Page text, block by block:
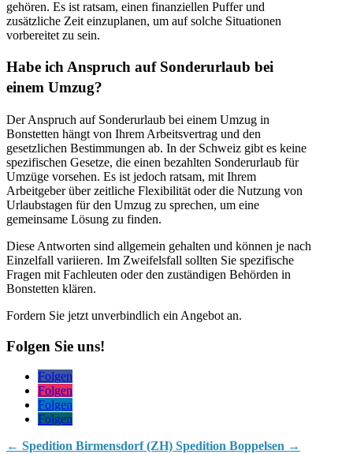
gehören. Es ist ratsam, einen finanziellen Puffer und
zusätzliche Zeit einzuplanen, um auf solche Situationen
vorbereitet zu sein.
Habe ich Anspruch auf Sonderurlaub bei
einem Umzug?
Der Anspruch auf Sonderurlaub bei einem Umzug in
Bonstetten hängt von Ihrem Arbeitsvertrag und den
gesetzlichen Bestimmungen ab. In der Schweiz gibt es keine
spezifischen Gesetze, die einen bezahlten Sonderurlaub für
Umzüge vorsehen. Es ist jedoch ratsam, mit Ihrem
Arbeitgeber über zeitliche Flexibilität oder die Nutzung von
Urlaubstagen für den Umzug zu sprechen, um eine
gemeinsame Lösung zu finden.
Diese Antworten sind allgemein gehalten und können je nach
Einzelfall variieren. Im Zweifelsfall sollten Sie spezifische
Fragen mit Fachleuten oder den zuständigen Behörden in
Bonstetten klären.
Fordern Sie jetzt unverbindlich ein Angebot an.
Folgen Sie uns!
Folgen
Folgen
Folgen
Folgen
← Spedition Birmensdorf (ZH) Spedition Boppelsen →